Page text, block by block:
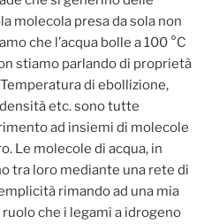
molecola presa da sola non
che l’acqua bolle a 100 °C
stiamo parlando di proprietà
di ebollizione,
etc. sono tutte
ad insiemi di molecole
Le molecole di acqua, in
tra loro mediante una rete di
rimando ad una mia
che i legami a idrogeno